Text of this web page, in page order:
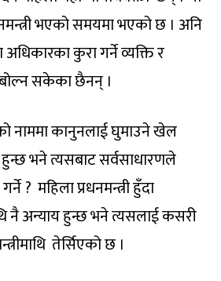
भएको समयमा भएको छ । अनि
अधिकारका कुरा गर्ने व्यक्ति र
सकेका छैनन् ।
नाममा कानुनलाई घुमाउने खेल
हुन्छ भने त्यसबाट सर्वसाधारणले
? महिला प्रधनमन्त्री हुँदा
नै अन्याय हुन्छ भने त्यसलाई कसरी
तेर्सिएको छ ।